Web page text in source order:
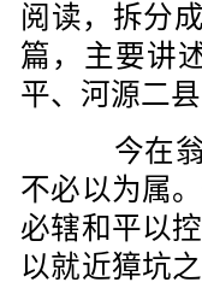
阅读，拆分
篇，主要讲
平、河源二
今在翁
不必以为属
必辖和平以
以就近獐坑